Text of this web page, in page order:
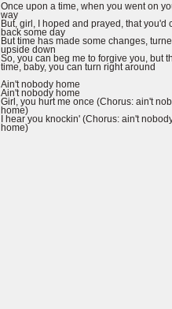
Once upon a time, when you went on
way
But, girl, I hoped and prayed, that you'd
back some day
But time has made some changes,
upside down
So, you can beg me to forgive you, but
time, baby, you can turn right around
Ain't nobody home
Ain't nobody home
Girl, you hurt me once (Chorus: ain't
home)
I hear you knockin' (Chorus: ain't
home)